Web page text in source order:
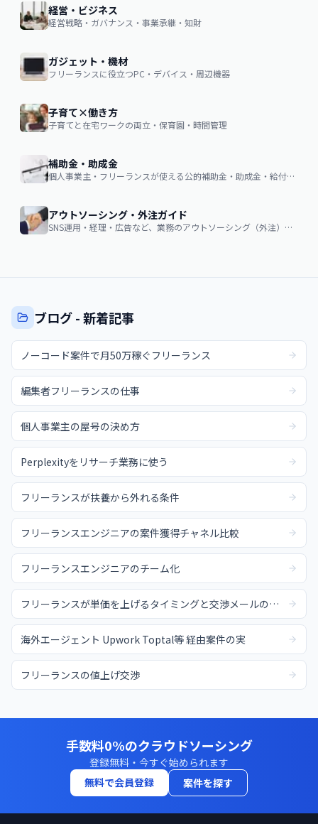
経営・ビジネス
経営戦略・ガバナンス・事業承継・知財
ガジェット・機材
フリーランスに役立つPC・デバイス・周辺機器
子育て×働き方
子育てと在宅ワークの両立・保育園・時間管理
補助金・助成金
個人事業主・フリーランスが使える公的補助金・助成金・給付金の申請ガイド
アウトソーシング・外注ガイド
SNS運用・経理・広告など、業務のアウトソーシング（外注）を検討する企業・個人向け。費用相場・依頼の流れ・失敗しない選び方
ブログ - 新着記事
ノーコード案件で月50万稼ぐフリーランス
編集者フリーランスの仕事
個人事業主の屋号の決め方
Perplexityをリサーチ業務に使う
フリーランスが扶養から外れる条件
フリーランスエンジニアの案件獲得チャネル比較
フリーランスエンジニアのチーム化
フリーランスが単価を上げるタイミングと交渉メールの例文
海外エージェント Upwork Toptal等 経由案件の実
フリーランスの値上げ交渉
手数料0%のクラウドソーシング
登録無料・今すぐ始められます
無料で会員登録
案件を探す